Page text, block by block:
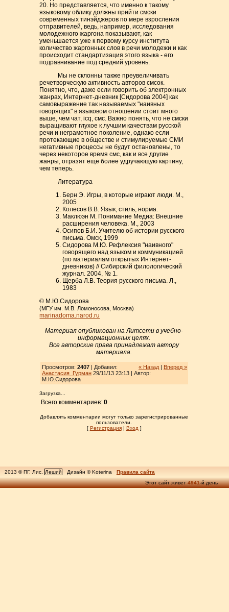
20. Но представляется, что именно к такому
языковому облику должны прийти смски
современных тинэйджеров по мере взросления
отправителей, ведь, например, исследования
молодежного жаргона показывают, как
уменьшается уже к первому курсу института
количество жаргонных слов в речи молодежи и как
происходит стандартизация этого языка - его
подравнивание под средний уровень.
Мы не склонны также преувеличивать
речетворческую активность авторов смсок.
Понятно, что, даже если говорить об электронных
жанрах, Интернет-дневник [Сидорова 2004] как
самовыражение так называемых "наивных
говорящих" в языковом отношении стоит много
выше, чем чат, icq, смс. Важно понять, что не смски
выращивают глухое к лучшим качествам русской
речи и неграмотное поколение, однако если
протекающие в обществе и стимулируемые СМИ
негативные процессы не будут остановлены, то
через некоторое время смс, как и все другие
жанры, отразят еще более удручающую картину,
чем теперь.
Литература
Берн Э. Игры, в которые играют люди. М.,
2005
Колесов В.В. Язык, стиль, норма.
Маклюэн М. Понимание Медиа: Внешние
расширения человека. М., 2003
Осипов Б.И. Учителю об истории русского
письма. Омск, 1999
Сидорова М.Ю. Рефлексия "наивного"
говорящего над языком и коммуникацией
(по материалам открытых Интернет-
дневников) // Сибирский филологический
журнал. 2004, № 1.
Щерба Л.В. Теория русского письма. Л.,
1983
© М.Ю.Сидорова
(МГУ им. М.В. Ломоносова, Москва)
marinadoma.narod.ru
Материал опубликован на Литсети в учебно-
информационных целях.
Все авторские права принадлежат автору
материала.
« Назад | Вперед »
Просмотров: 2407| Добавил:
Анастасия_Гурман29/11/13 23:13 | Автор:
М.Ю.Сидорова
Загрузка...
Всего комментариев:0
Добавлять комментарии могут только зарегистрированные
пользователи.
[ Регистрация| Вход ]
2013 © ПГ, Лис, Леший Дизайн © Koterina
Правила сайта
Этот сайт живет4941-й день